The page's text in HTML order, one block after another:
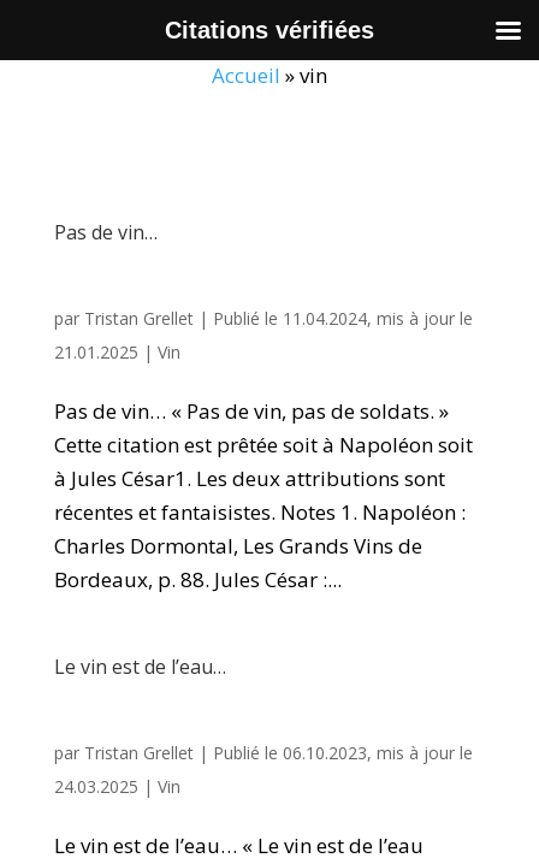
Accueil »vin
Pas de vin…
par Tristan Grellet| Publié le 11.04.2024, mis à jour le
21.01.2025 | Vin
Pas de vin… « Pas de vin, pas de soldats. »
Cette citation est prêtée soit à Napoléon soit
à Jules César1. Les deux attributions sont
récentes et fantaisistes. Notes 1. Napoléon :
Charles Dormontal, Les Grands Vins de
Bordeaux, p. 88. Jules César :...
Le vin est de l’eau…
par Tristan Grellet| Publié le 06.10.2023, mis à jour le
24.03.2025 | Vin
Le vin est de l’eau… « Le vin est de l’eau
Citations vérifiées